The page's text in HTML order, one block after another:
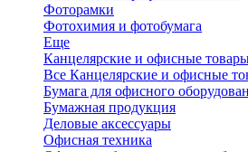
Фоторамки
Фотохимия и фотобумага
Еще
Канцелярские и офисные
Все Канцелярские и офисные
Бумага для офисного
Бумажная продукция
Деловые аксессуары
Офисная техника